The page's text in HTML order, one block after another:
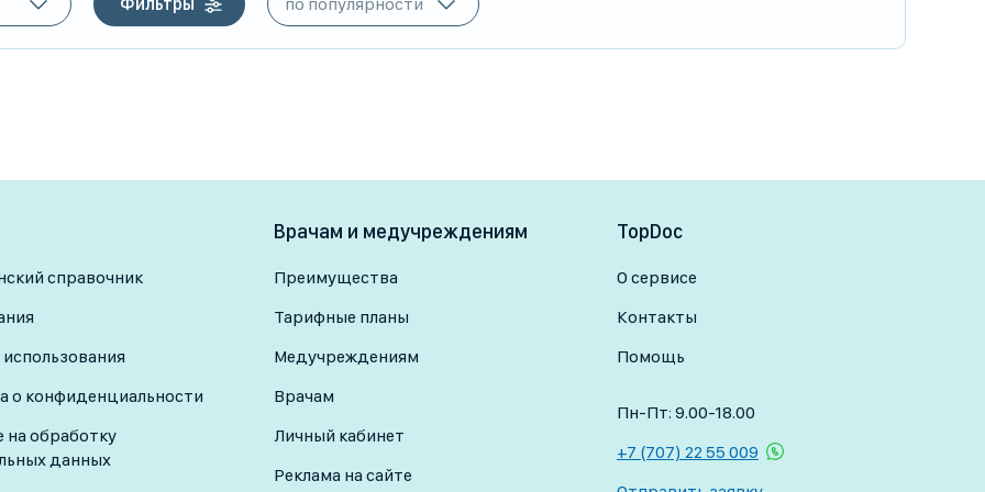
справочник
о конфиденциальности
на обработку
данных
Врачам и медучреждениям
Преимущества
Тарифные планы
Медучреждениям
Врачам
Личный кабинет
Реклама на сайте
TopDoc
О сервисе
Контакты
Помощь
Пн-Пт: 9.00-18.00
+7 (707) 22 55 009